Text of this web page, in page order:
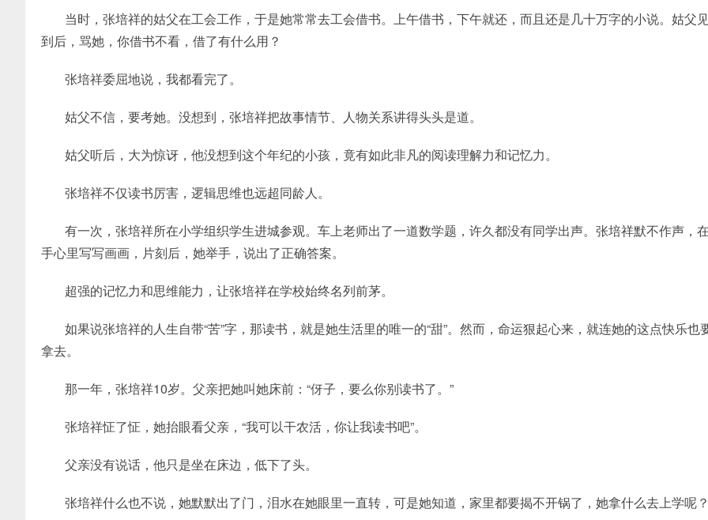
当时，张培祥的姑父在工会工作，于是她常常去工会借书。上午借书，下午就还，而且还是几十万字的小说。姑父
到后，骂她，你借书不看，借了有什么用？
张培祥委屈地说，我都看完了。
姑父不信，要考她。没想到，张培祥把故事情节、人物关系讲得头头是道。
姑父听后，大为惊讶，他没想到这个年纪的小孩，竟有如此非凡的阅读理解力和记忆力。
张培祥不仅读书厉害，逻辑思维也远超同龄人。
有一次，张培祥所在小学组织学生进城参观。车上老师出了一道数学题，许久都没有同学出声。张培祥默不作声，
手心里写写画画，片刻后，她举手，说出了正确答案。
超强的记忆力和思维能力，让张培祥在学校始终名列前茅。
如果说张培祥的人生自带“苦”字，那读书，就是她生活里的唯一的“甜”。然而，命运狠起心来，就连她的这点快乐也
拿去。
那一年，张培祥10岁。父亲把她叫她床前：“伢子，要么你别读书了。”
张培祥怔了怔，她抬眼看父亲，“我可以干农活，你让我读书吧”。
父亲没有说话，他只是坐在床边，低下了头。
张培祥什么也不说，她默默出了门，泪水在她眼里一直转，可是她知道，家里都要揭不开锅了，她拿什么去上学呢